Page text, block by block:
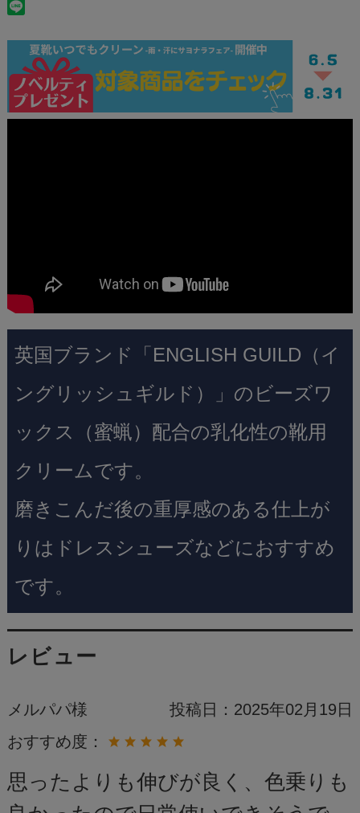
英国ブランド「ENGLISH GUILD（イ
ングリッシュギルド）」のビーズワ
ックス（蜜蝋）配合の乳化性の靴用
クリームです。
磨きこんだ後の重厚感のある仕上が
りはドレスシューズなどにおすすめ
です。
レビュー
メルパパ様 投稿日： 2025年02月19日
おすすめ度：
思ったよりも伸びが良く、色乗りも